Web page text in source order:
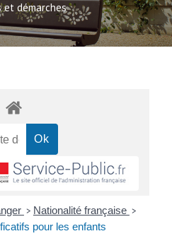
et démarches
> Nationalité française >
pour les enfants